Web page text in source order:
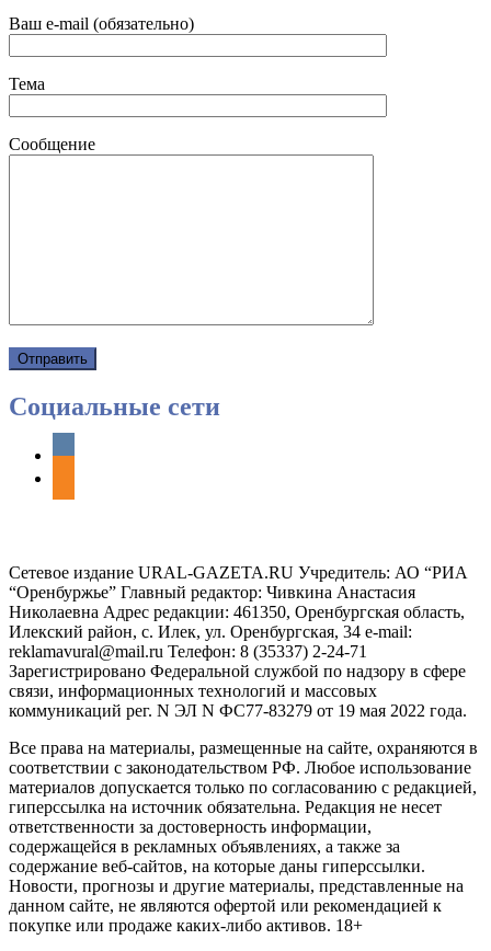
Ваш e-mail (обязательно)
Тема
Сообщение
Социальные сети
vkontakte
Сетевое издание URAL-GAZETA.RU Учредитель: АО “РИА
“Оренбуржье” Главный редактор: Чивкина Анастасия
Николаевна Адрес редакции: 461350, Оренбургская область,
Илекский район, с. Илек, ул. Оренбургская, 34 e-mail:
reklamavural@mail.ru Телефон: 8 (35337) 2-24-71
Зарегистрировано Федеральной службой по надзору в сфере
связи, информационных технологий и массовых
коммуникаций рег. N ЭЛ N ФС77-83279 от 19 мая 2022 года.
Все права на материалы, размещенные на сайте, охраняются в
соответствии с законодательством РФ. Любое использование
материалов допускается только по согласованию с редакцией,
гиперссылка на источник обязательна. Редакция не несет
ответственности за достоверность информации,
содержащейся в рекламных объявлениях, а также за
содержание веб-сайтов, на которые даны гиперссылки.
Новости, прогнозы и другие материалы, представленные на
данном сайте, не являются офертой или рекомендацией к
покупке или продаже каких-либо активов. 18+